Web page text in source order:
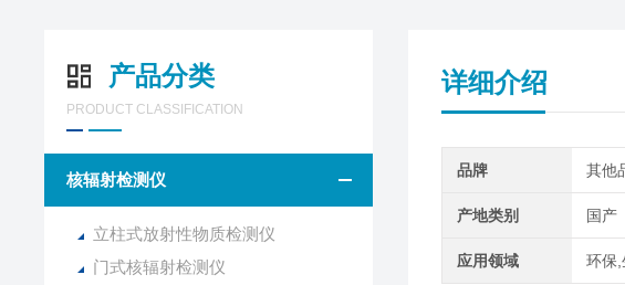
产品分类
PRODUCT CLASSIFICATION
核辐射检测仪
立柱式放射性物质检测仪
门式核辐射检测仪
详细介绍
品牌 其他
产地类别 国产
应用领域 环保,